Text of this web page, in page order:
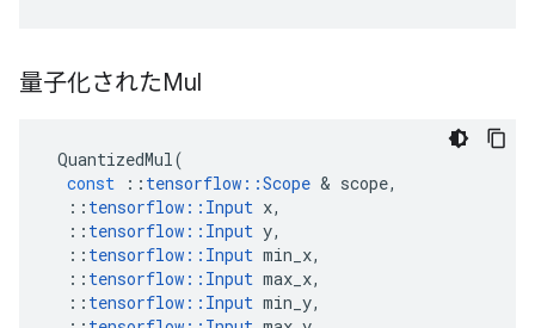
量子化されたMul
QuantizedMul(
const
:: tensorflow ::Scope & scope,
:: tensorflow :: Input x,
:: tensorflow :: Input y,
:: tensorflow :: Input min_x,
:: tensorflow :: Input max_x,
:: tensorflow :: Input min_y,